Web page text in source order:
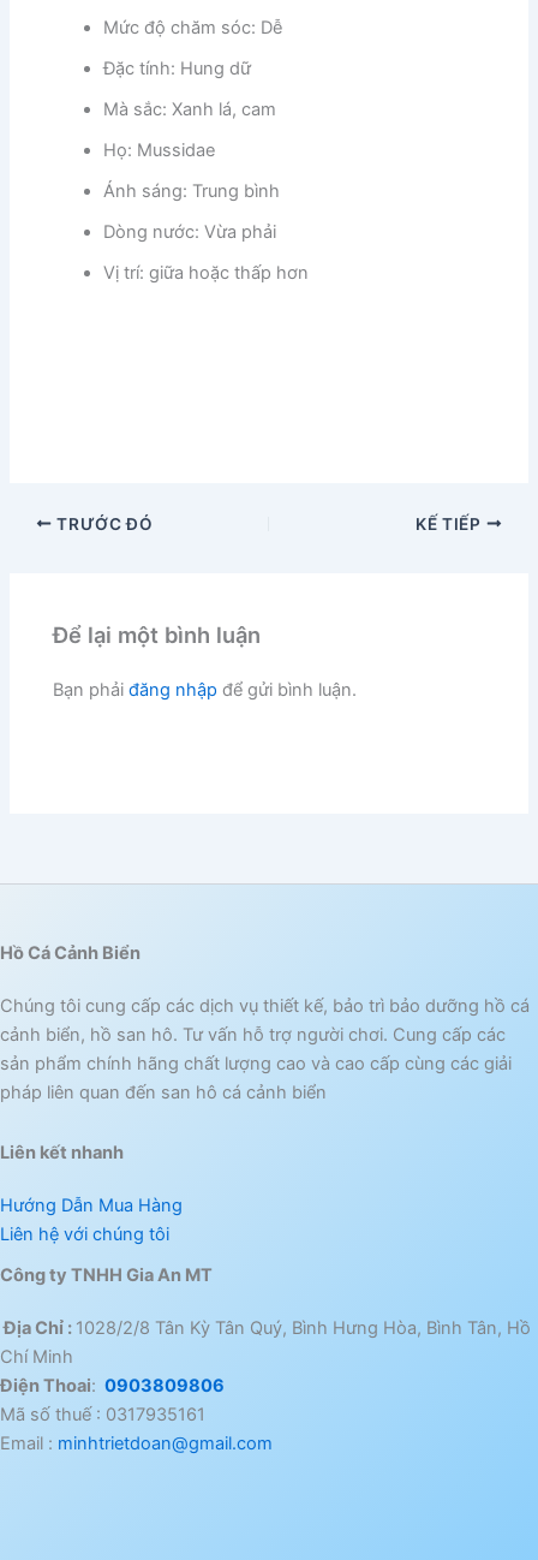
Mức độ chăm sóc: Dễ
Đặc tính: Hung dữ
Mà sắc: Xanh lá, cam
Họ: Mussidae
Ánh sáng: Trung bình
Dòng nước: Vừa phải
Vị trí: giữa hoặc thấp hơn
TRƯỚC ĐÓ KẾ TIẾP
Để lại một bình luận
Bạn phảiđăng nhập để gửi bình luận.
Hồ Cá Cảnh Biển
Chúng tôi cung cấp các dịch vụ thiết kế, bảo trì bảo dưỡng hồ cá
cảnh biển, hồ san hô. Tư vấn hỗ trợ người chơi. Cung cấp các
sản phẩm chính hãng chất lượng cao và cao cấp cùng các giải
pháp liên quan đến san hô cá cảnh biển
Liên kết nhanh
Hướng Dẫn Mua Hàng
Liên hệ với chúng tôi
Công ty TNHH Gia An MT
Địa Chỉ : 1028/2/8 Tân Kỳ Tân Quý, Bình Hưng Hòa, Bình Tân, Hồ
Chí Minh
Điện Thoai: 0903809806
Mã số thuế : 0317935161
Email : minhtrietdoan@gmail.com